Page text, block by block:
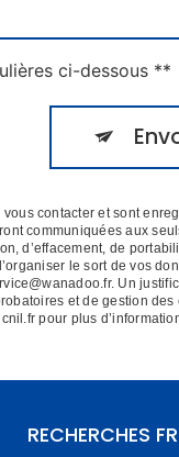
ci-dessous **
contacter et sont
communiquées aux
d’effacement, de
le sort de vos
Un
et de gestion
pour plus
RECHERCHES